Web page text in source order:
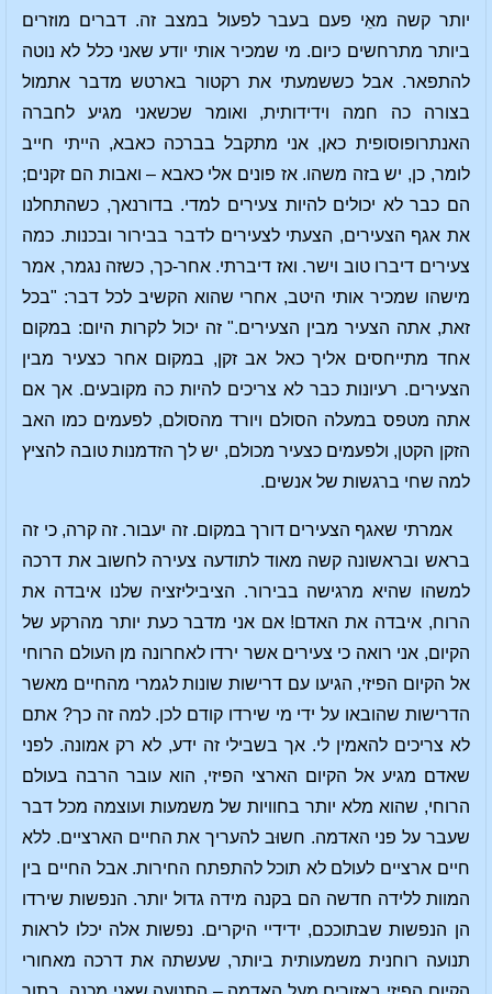
יותר קשה מאֵי פעם בעבר לפעול במצב זה. דברים מוזרים
ביותר מתרחשים כיום. מי שמכיר אותי יודע שאני כלל לא נוטה
להתפאר. אבל כששמעתי את רקטור בארטש מדבר אתמול
בצורה כה חמה וידידותית, ואומר שכשאני מגיע לחברה
האנתרופוסופית כאן, אני מתקבל בברכה כאבא, הייתי חייב
לומר, כן, יש בזה משהו. אז פונים אלי כאבא – ואבות הם זקנים;
הם כבר לא יכולים להיות צעירים למדי. בדורנאך, כשהתחלנו
את אגף הצעירים, הצעתי לצעירים לדבר בבירור ובכנות. כמה
צעירים דיברו טוב וישר. ואז דיברתי. אחר-כך, כשזה נגמר, אמר
מישהו שמכיר אותי היטב, אחרי שהוא הקשיב לכל דבר: "בכל
זאת, אתה הצעיר מבין הצעירים." זה יכול לקרות היום: במקום
אחד מתייחסים אליך כאל אב זקן, במקום אחר כצעיר מבין
הצעירים. רעיונות כבר לא צריכים להיות כה מקובעים. אך אם
אתה מטפס במעלה הסולם ויורד מהסולם, לפעמים כמו האב
הזקן הקטן, ולפעמים כצעיר מכולם, יש לך הזדמנות טובה להציץ
למה שחי ברגשות של אנשים.
אמרתי שאגף הצעירים דורך במקום. זה יעבור. זה קרה, כי זה
בראש ובראשונה קשה מאוד לתודעה צעירה לחשוב את דרכה
למשהו שהיא מרגישה בבירור. הציביליזציה שלנו איבדה את
הרוח, איבדה את האדם! אם אני מדבר כעת יותר מהרקע של
הקיום, אני רואה כי צעירים אשר ירדו לאחרונה מן העולם הרוחי
אל הקיום הפיזי, הגיעו עם דרישות שונות לגמרי מהחיים מאשר
הדרישות שהובאו על ידי מי שירדו קודם לכן. למה זה כך? אתם
לא צריכים להאמין לי. אך בשבילי זה ידע, לא רק אמונה. לפני
שאדם מגיע אל הקיום הארצי הפיזי, הוא עובר הרבה בעולם
הרוחי, שהוא מלא יותר בחוויות של משמעות ועוצמה מכל דבר
שעבר על פני האדמה. חשוּב להעריך את החיים הארציים. ללא
חיים ארציים לעולם לא תוכל להתפתח החירות. אבל החיים בין
המוות ללידה חדשה הם בקנה מידה גדול יותר. הנפשות שירדו
הן הנפשות שבתוככם, ידידיי היקרים. נפשות אלה יכלו לראות
תנועה רוחנית משמעותית ביותר, שעשתה את דרכה מאחורי